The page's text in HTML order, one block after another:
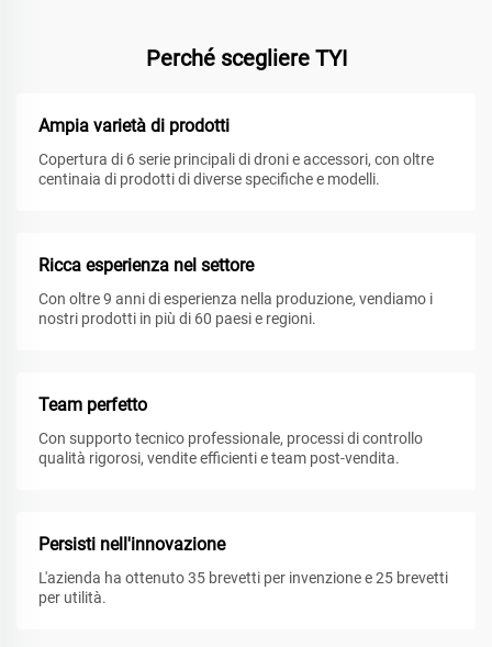
Perché scegliere TYI
Ampia varietà di prodotti
Copertura di 6 serie principali di droni e accessori, con oltre
centinaia di prodotti di diverse specifiche e modelli.
Ricca esperienza nel settore
Con oltre 9 anni di esperienza nella produzione, vendiamo i
nostri prodotti in più di 60 paesi e regioni.
Team perfetto
Con supporto tecnico professionale, processi di controllo
qualità rigorosi, vendite efficienti e team post-vendita.
Persisti nell'innovazione
L'azienda ha ottenuto 35 brevetti per invenzione e 25 brevetti
per utilità.